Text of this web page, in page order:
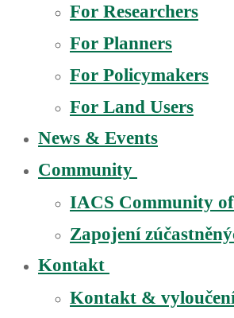
For Researchers
For Planners
For Policymakers
For Land Users
News & Events
Community
IACS Community
Zapojení
Kontakt
Kontakt &